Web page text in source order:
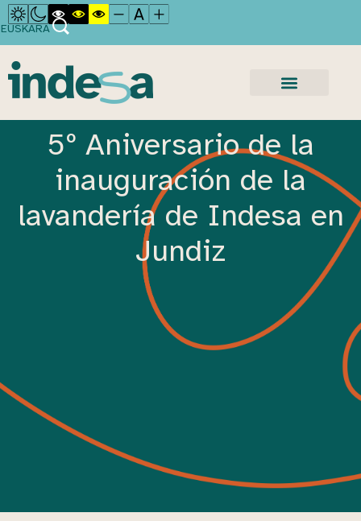
EUSKARA
5º Aniversario de la
inauguración de la
lavandería de Indesa en
Jundiz